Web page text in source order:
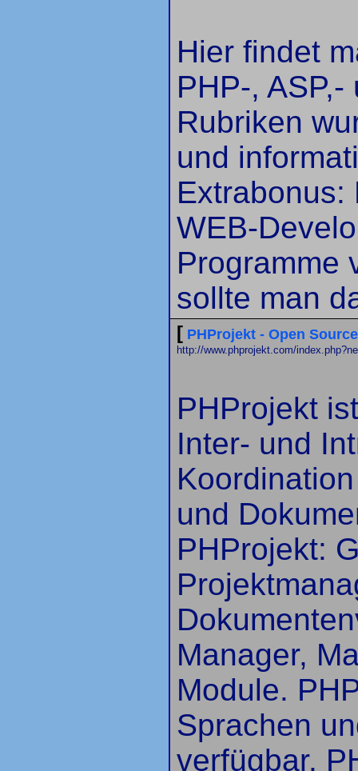
Hier findet
PHP-,
Rubriken
und
Extrabonus:
WEB-
Programme
sollte man
[ PHProjekt - Open
http://www.phprojekt.com/
PHProjekt
Inter- und
und
PHProjekt:
Manager,
Module.
Sprachen
verfügbar.